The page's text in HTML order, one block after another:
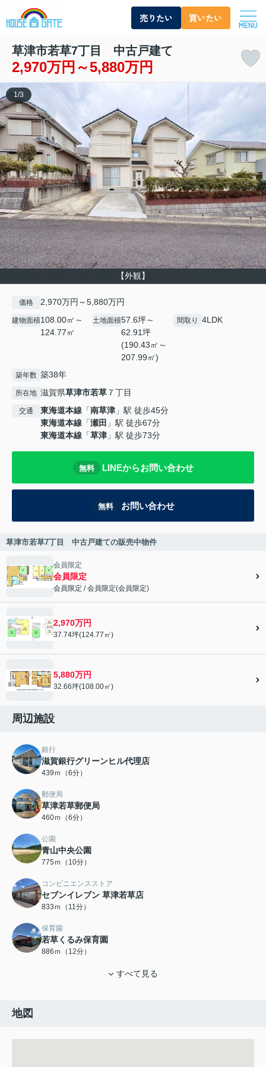
売りたい 買いたい
MENU
草津市若草7丁目 中古戸建て
2,970万円～5,880万円
【外観】
1 /3
価格 2,970万円～5,880万円
建物面積108.00㎡～
124.77㎡
土地面積57.6坪～
62.91坪
(190.43㎡～
207.99㎡)
間取り 4LDK
築年数 築38年
所在地 滋賀県草津市若草 ７丁目
交通 東海道本線 「南草津 」駅 徒歩45分
東海道本線 「瀬田 」駅 徒歩67分
東海道本線 「草津 」駅 徒歩73分
無料 LINEからお問い合わせ
無料 お問い合わせ
草津市若草7丁目 中古戸建ての販売中物件
会員限定">
会員限定
会員限定
会員限定 /会員限定(会員限定)
2,970万円
37.74坪(124.77㎡)
5,880万円
32.66坪(108.00㎡)
周辺施設
銀行
滋賀銀行グリーンヒル代理店
439ｍ（6分）
郵便局
草津若草郵便局
460ｍ（6分）
公園
青山中央公園
775ｍ（10分）
コンビニエンスストア
セブンイレブン 草津若草店
833ｍ（11分）
保育園
若草くるみ保育園
886ｍ（12分）
すべて見る
地図